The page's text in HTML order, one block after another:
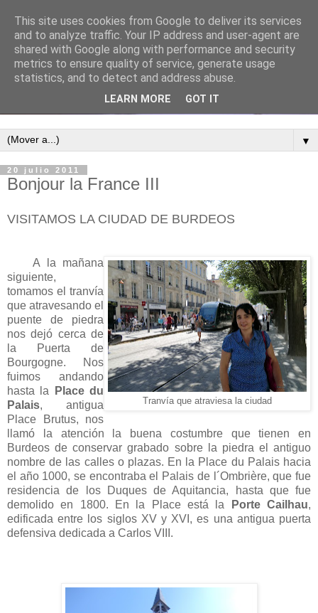
▼
20 julio 2011
Bonjour la France III
VISITAMOS LA CIUDAD DE BURDEOS
Tranvía que atraviesa la ciudad
A la mañana
siguiente,
tomamos el tranvía
que atravesando el
puente de piedra
nos dejó cerca de
la Puerta de
Bourgogne. Nos
fuimos andando
hasta la
Place du
Palais, antigua
Place Brutus, nos
llamó la atención la buena costumbre que tienen en
Burdeos de conservar grabado sobre la piedra el antiguo
nombre de las calles o plazas. En la Place du Palais hacia
el año 1000, se encontraba el Palais de l´Ombrière, que fue
residencia de los Duques de Aquitancia, hasta que fue
demolido en 1800. En la Place está la
Porte Cailhau,
edificada entre los siglos XV y XVI, es una antigua puerta
defensiva dedicada a Carlos VIII.
This site uses cookies from Google to deliver its services
and to analyze traffic. Your IP address and user-agent are
shared with Google along with performance and security
metrics to ensure quality of service, generate usage
statistics, and to detect and address abuse.
LEARN MORE GOT IT